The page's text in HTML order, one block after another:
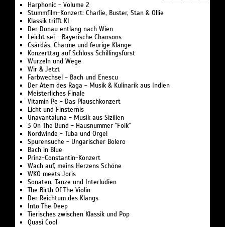
Harphonic - Volume 2
Stummfilm-Konzert: Charlie, Buster, Stan & Ollie
Klassik trifft KI
Der Donau entlang nach Wien
Leicht sei - Bayerische Chansons
Csárdás, Charme und feurige Klänge
Konzerttag auf Schloss Schillingsfürst
Wurzeln und Wege
Wir & Jetzt
Farbwechsel - Bach und Enescu
Der Atem des Raga - Musik & Kulinarik aus Indien
Meisterliches Finale
Vitamin Pe - Das Plauschkonzert
Licht und Finsternis
Unavantaluna - Musik aus Sizilien
3 On The Bund - Hausnummer "Folk"
Nordwinde - Tuba und Orgel
Spurensuche - Ungarischer Bolero
Bach in Blue
Prinz-Constantin-Konzert
Wach auf, meins Herzens Schöne
WKO meets Joris
Sonaten, Tänze und Interludien
The Birth Of The Violin
Der Reichtum des Klangs
Into The Deep
Tierisches zwischen Klassik und Pop
Quasi Cool